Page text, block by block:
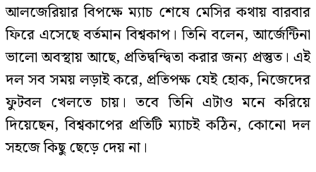
আলজেরিয়ার বিপক্ষে ম্যাচ শেষে মেসির কথায় বারবার
ফিরে এসেছে বর্তমান বিশ্বকাপ। তিনি বলেন, আর্জেন্টিনা
ভালো অবস্থায় আছে, প্রতিদ্বন্দ্বিতা করার জন্য প্রস্তুত। এই
দল সব সময় লড়াই করে, প্রতিপক্ষ যেই হোক, নিজেদের
ফুটবল খেলতে চায়। তবে তিনি এটাও মনে করিয়ে
দিয়েছেন, বিশ্বকাপের প্রতিটি ম্যাচই কঠিন, কোনো দল
সহজে কিছু ছেড়ে দেয় না।